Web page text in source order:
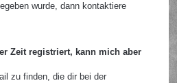
wurde, dann kontaktiere
Zeit registriert, kann mich aber
zu finden, die dir bei der